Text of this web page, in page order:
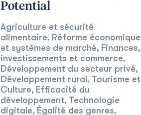
Potential
Agriculture et sécurité
alimentaire, Réforme économique
et systèmes de marché, Finances,
investissements et commerce,
Développement du secteur privé,
Développement rural , Tourisme et
Culture, Efficacité du
développement, Technologie
digitale, Égalité des genres,